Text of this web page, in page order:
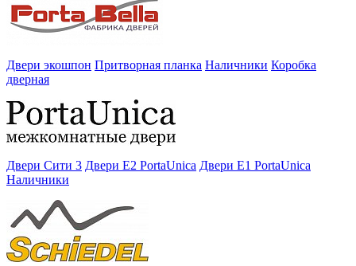
Двери экошпон Притворная планка Наличники Коробка
дверная
Двери Сити 3 Двери E2 PortaUnica Двери E1 PortaUnica
Наличники